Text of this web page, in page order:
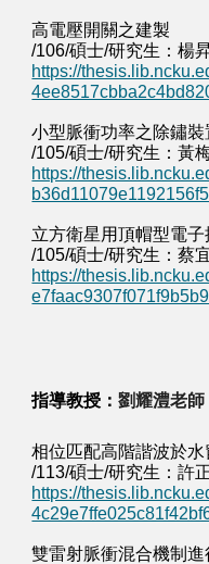
高電壓開關之建製
/106/碩士/研究生：楊
https://
小型脈衝功率之除鏽裝
/105/碩士/研究生：黃
https://
立方衛星用頂帽型電
/105/碩士/研究生：蔡
https://
指導教授：劉耀澧老師
相位匹配高階諧波於
/113/碩士/研究生：許
https://
雙雷射脈衝混合機制